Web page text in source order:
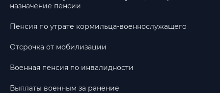
назначение пенсии
Пенсия по утрате кормильца-военнослужащего
Отсрочка от мобилизации
Военная пенсия по инвалидности
Выплаты военным за ранение